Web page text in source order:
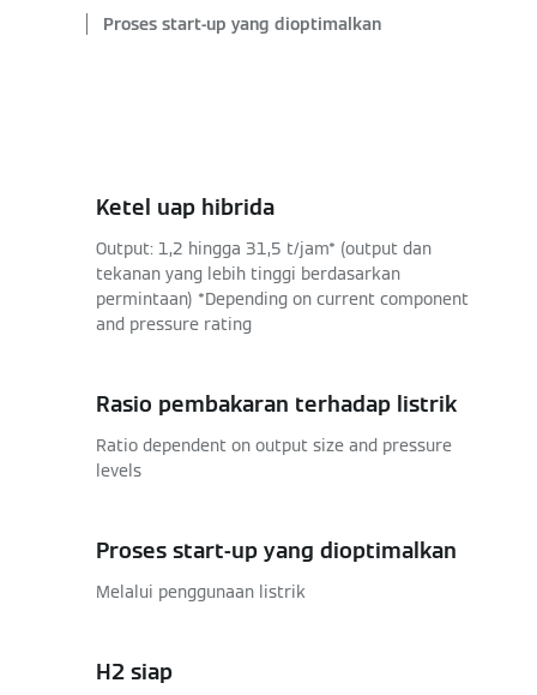
Proses start-up yang dioptimalkan
Ketel uap hibrida
Output: 1,2 hingga 31,5 t/jam* (output dan
tekanan yang lebih tinggi berdasarkan
permintaan) *Depending on current component
and pressure rating
Rasio pembakaran terhadap listrik
Ratio dependent on output size and pressure
levels
Proses start-up yang dioptimalkan
Melalui penggunaan listrik
H2 siap